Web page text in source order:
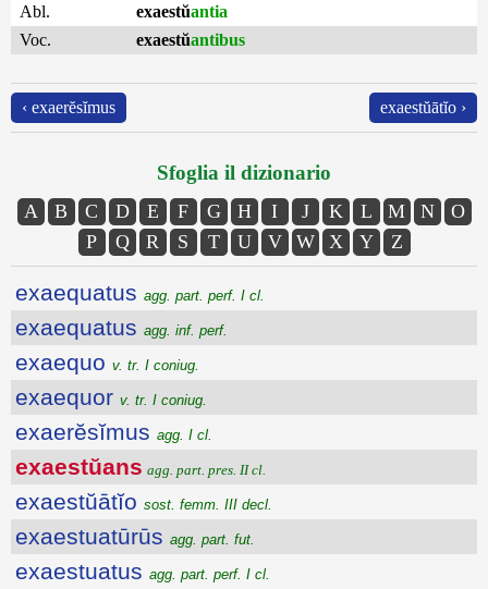
Abl.
exaestŭantia
Voc.
exaestŭantibus
‹ exaerĕsĭmus exaestŭātĭo ›
Sfoglia il dizionario
A B C D E F G H I J K L M N
O
P
Q R S T U V W X Y Z
exaequatus agg. part. perf. I cl.
exaequatus agg. inf. perf.
exaequo v. tr. I coniug.
exaequor v. tr. I coniug.
exaerĕsĭmus agg. I cl.
exaestŭans agg. part. pres. II cl.
exaestŭātĭo sost. femm. III decl.
exaestuatūrūs agg. part. fut.
exaestuatus agg. part. perf. I cl.